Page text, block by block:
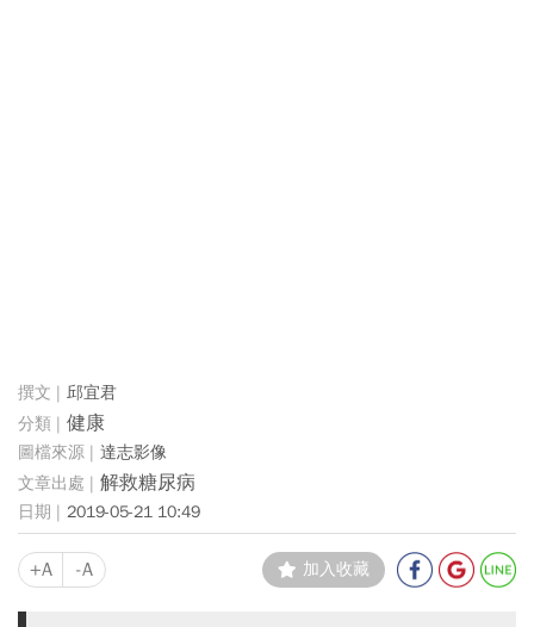
邱宜君
健康
達志影像
解救糖尿病
2019-05-21 10:49
+A -A 加入收藏